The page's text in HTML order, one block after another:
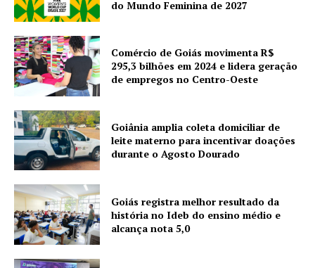
do Mundo Feminina de 2027
Comércio de Goiás movimenta R$
295,3 bilhões em 2024 e lidera geração
de empregos no Centro-Oeste
Goiânia amplia coleta domiciliar de
leite materno para incentivar doações
durante o Agosto Dourado
Goiás registra melhor resultado da
história no Ideb do ensino médio e
alcança nota 5,0